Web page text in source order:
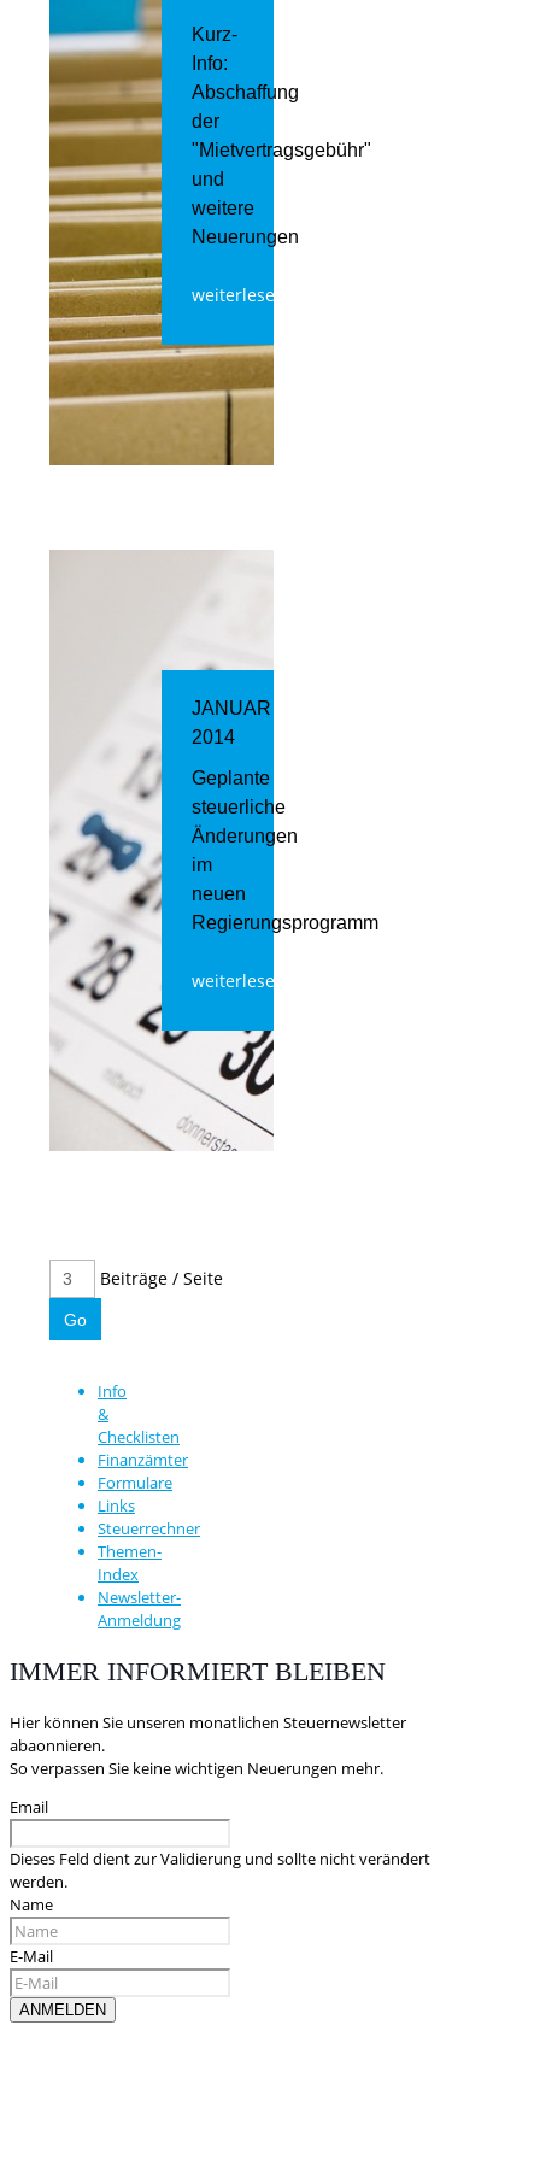
Kurz-
Info:
Abschaffung
der
"Mietvertragsgebühr"
und
weitere
Neuerungen
weiterlesen
JANUAR
2014
Geplante
steuerliche
Änderungen
im
neuen
Regierungsprogramm
weiterlesen
Beiträge / Seite
Info
&
Checklisten
Finanzämter
Formulare
Links
Steuerrechner
Themen-
Index
Newsletter-
Anmeldung
IMMER INFORMIERT BLEIBEN
Hier können Sie unseren monatlichen Steuernewsletter
abaonnieren.
So verpassen Sie keine wichtigen Neuerungen mehr.
Email
Dieses Feld dient zur Validierung und sollte nicht verändert
werden.
Name
E-Mail